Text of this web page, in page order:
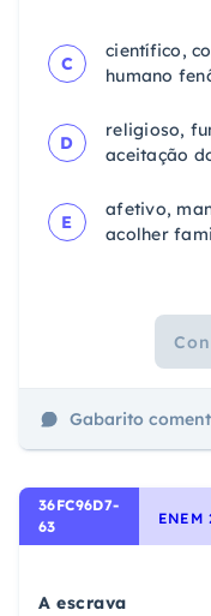
C
científico,
humano
D
religioso,
aceitação
E
afetivo,
acolher
Gabarito
36FC96D7-
63
A escrava